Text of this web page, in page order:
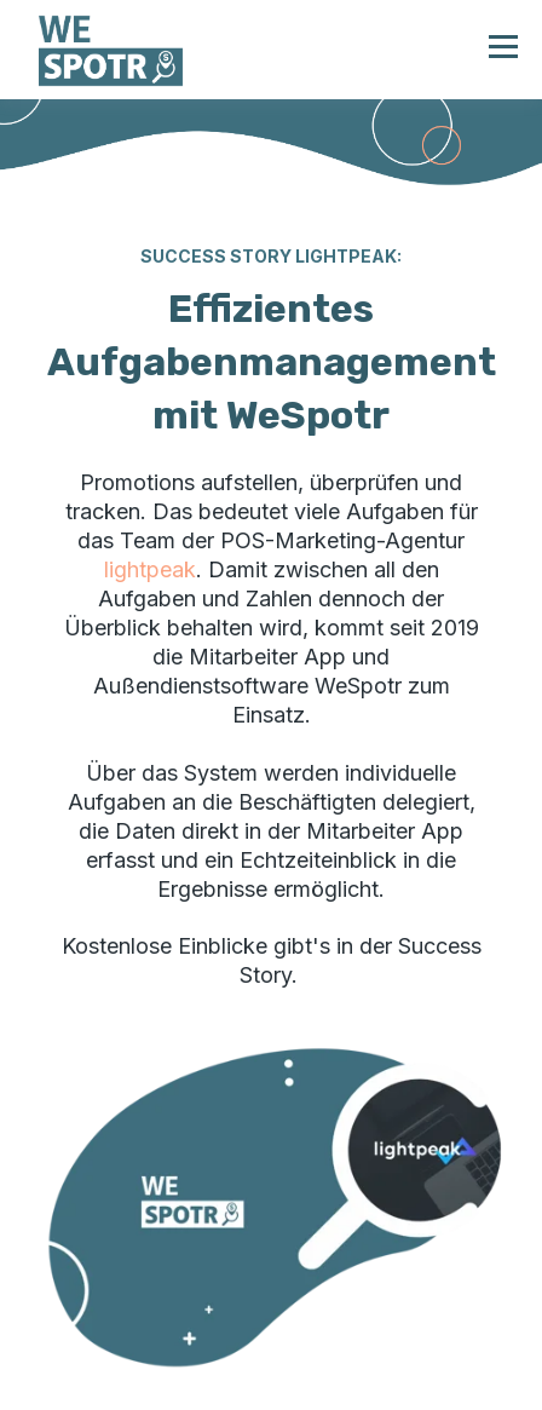
SUCCESS STORY LIGHTPEAK:
Effizientes
Aufgabenmanagement
mit WeSpotr
Promotions aufstellen, überprüfen und
tracken. Das bedeutet viele Aufgaben für
das Team der POS-Marketing-Agentur
lightpeak. Damit zwischen all den
Aufgaben und Zahlen dennoch der
Überblick behalten wird, kommt seit 2019
die Mitarbeiter App und
Außendienstsoftware WeSpotr zum
Einsatz.
Über das System werden individuelle
Aufgaben an die Beschäftigten delegiert,
die Daten direkt in der Mitarbeiter App
erfasst und ein Echtzeiteinblick in die
Ergebnisse ermöglicht.
Kostenlose Einblicke gibt's in der Success
Story.